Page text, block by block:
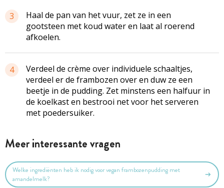
3
Haal de pan van het vuur, zet ze in een
gootsteen met koud water en laat al roerend
afkoelen.
4
Verdeel de crème over individuele schaaltjes,
verdeel er de frambozen over en duw ze een
beetje in de pudding. Zet minstens een halfuur in
de koelkast en bestrooi net voor het serveren
met poedersuiker.
Meer interessante vragen
Welke ingrediënten heb ik nodig voor vegan frambozenpudding met
amandelmelk?